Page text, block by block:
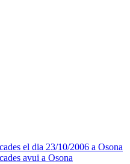
el dia 23/10/2006 a Osona
avui a Osona